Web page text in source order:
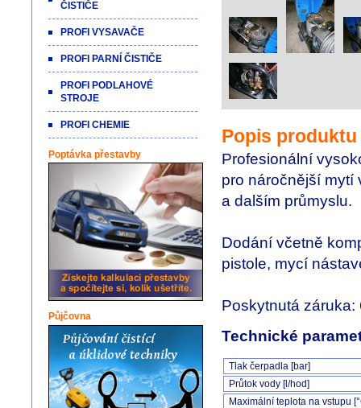
Popis produktu
Profesionální
pro náročnější mytí
a dalším průmyslu.
Dodání včetně
pistole, mycí
Poskytnutá záruka:
Technické
Tlak čerpadla [bar]
Průtok vody [l/hod]
Maximální teplota na vstupu
ČISTIČE
PROFI VYSAVAČE
PROFI PARNÍ ČISTIČE
PROFI PODLAHOVÉ
STROJE
PROFI CHEMIE
Poptávka přestavby
Půjčovna